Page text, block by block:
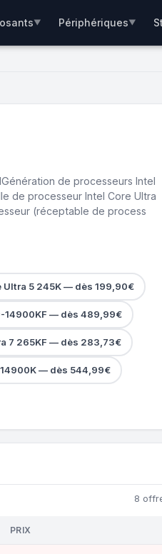
▼ Périphériques▼
de processeurs Intel
de processeur Intel Core Ultra
(réceptable de process
Ultra 5 245K — dès 199,90€
14900KF — dès 489,99€
7 265KF — dès 283,73€
— dès 544,99€
8
PRIX